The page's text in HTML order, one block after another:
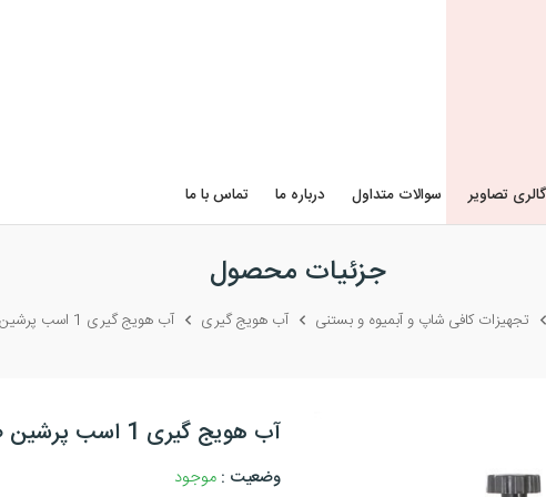
گالری تصاویر سوالات متداول درباره ما تماس با ما
جزئیات محصول
تجهیزات کافی شاپ و آبمیوه و بستنی آب هویج گیری آب هویج گیری 1 اسب پرشین صنعت
آب هویج گیری 1 اسب پرشین صنعت
وضعیت : موجود